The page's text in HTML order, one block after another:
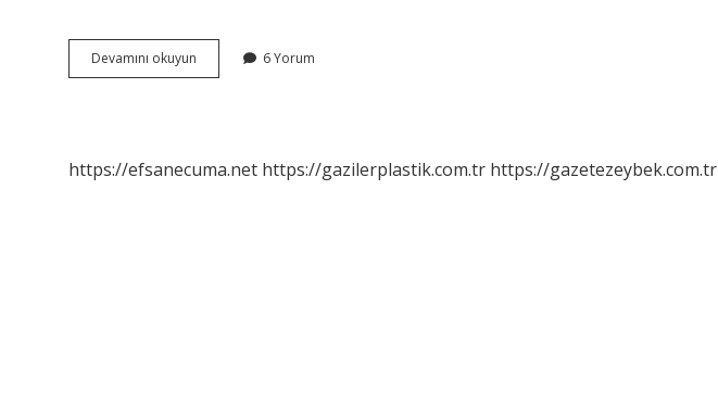
Devamını okuyun
Eda
6 Yorum
https://efsanecuma.net https://gazilerplastik.com.tr https://gazetezeybek.com.tr